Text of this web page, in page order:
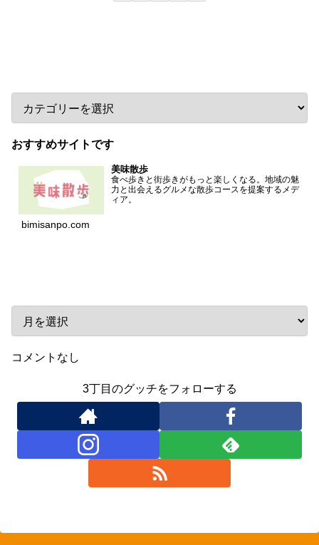
おすすめサイトです
美味散歩
食べ歩きと街歩きがもっと楽しくなる。地域の魅
力と出会えるグルメな散歩コースを提案するメデ
ィア。
bimisanpo.com
コメントなし
3丁目のグッチをフォローする